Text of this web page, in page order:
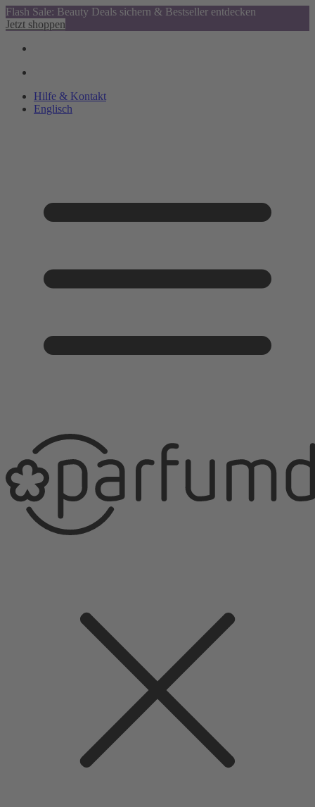
Flash Sale: Beauty Deals sichern & Bestseller entdecken
Jetzt shoppen
Hilfe & Kontakt
Englisch